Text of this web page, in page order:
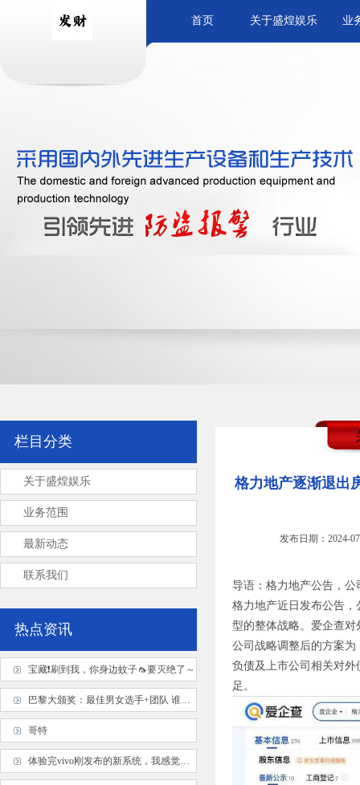
首页 关于盛煌娱乐 业
格力地产逐渐退出
发布日期：2024-
导语：格力地产公告，
格力地产近日发布公告
型的整体战略。爱企查
公司战略调整后的方案
负债及上市公司相关对
足。
栏目分类
关于盛煌娱乐
业务范围
最新动态
联系我们
热点资讯
宝藏❗刷到我，你身边蚊子🦟要灭绝了～
巴黎大颁奖：最佳男女选手+团队 谁低于预期
哥特
体验完vivo刚发布的新系统，我感觉像是换了台手机…